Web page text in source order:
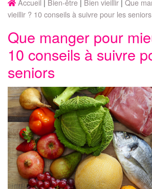
Accueil Bien-être Bien vieillir Que
vieillir ? 10 conseils à suivre pour les seniors
Que manger pour
10 conseils à suivre
seniors